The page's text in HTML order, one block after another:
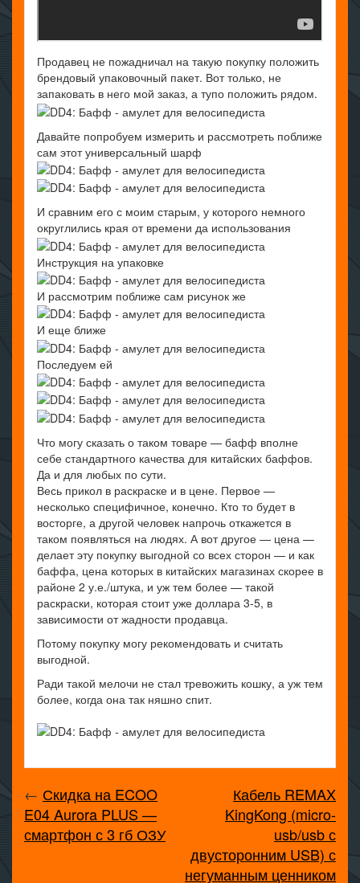
Продавец не пожадничал на такую покупку положить
брендовый упаковочный пакет. Вот только, не
запаковать в него мой заказ, а тупо положить рядом.
Давайте попробуем измерить и рассмотреть поближе
сам этот универсальный шарф
И сравним его с моим старым, у которого немного
округлились края от времени да использования
Инструкция на упаковке
И рассмотрим поближе сам рисунок же
И еще ближе
Последуем ей
Что могу сказать о таком товаре — бафф вполне
себе стандартного качества для китайских баффов.
Да и для любых по сути.
Весь прикол в раскраске и в цене. Первое —
несколько специфичное, конечно. Кто то будет в
восторге, а другой человек напрочь откажется в
таком появляться на людях. А вот другое — цена —
делает эту покупку выгодной со всех сторон — и как
баффа, цена которых в китайских магазинах скорее в
районе 2 у.е./штука, и уж тем более — такой
раскраски, которая стоит уже доллара 3-5, в
зависимости от жадности продавца.
Потому покупку могу рекомендовать и считать
выгодной.
Ради такой мелочи не стал тревожить кошку, а уж тем
более, когда она так няшно спит.
← Скидка на ECOO
E04 Aurora PLUS —
смартфон с 3 гб ОЗУ
Кабель REMAX
KingKong (micro-
usb/usb с
двусторонним USB) с
негуманным ценником